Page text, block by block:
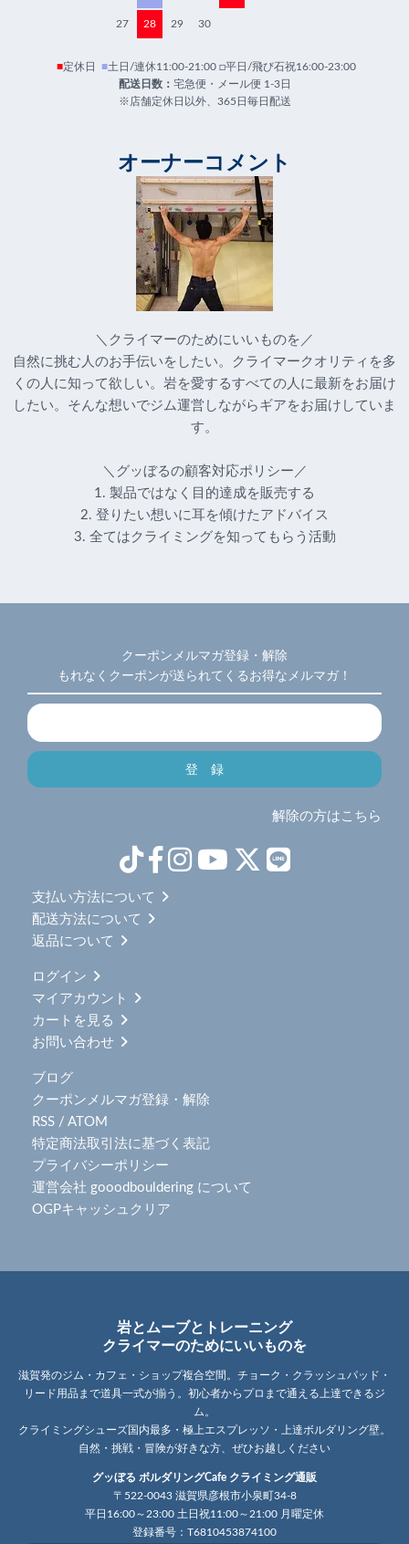
27 28 29 30
■定休日 ■土日/連休11:00-21:00 □平日/飛び石祝16:00-23:00
配送日数： 宅急便・メール便 1-3日
※店舗定休日以外、365日毎日配送
オーナーコメント
＼クライマーのためにいいものを／
自然に挑む人のお手伝いをしたい。クライマークオリティを多
くの人に知って欲しい。岩を愛するすべての人に最新をお届け
したい。そんな想いでジム運営しながらギアをお届けしていま
す。
＼グッぼるの顧客対応ポリシー／
1. 製品ではなく目的達成を販売する
2. 登りたい想いに耳を傾けたアドバイス
3. 全てはクライミングを知ってもらう活動
クーポンメルマガ登録・解除
もれなくクーポンが送られてくるお得なメルマガ！
解除の方はこちら
支払い方法について
配送方法について
返品について
ログイン
マイアカウント
カートを見る
お問い合わせ
ブログ
クーポンメルマガ登録・解除
RSS / ATOM
特定商法取引法に基づく表記
プライバシーポリシー
運営会社 gooodbouldering について
OGPキャッシュクリア
岩とムーブとトレーニング
クライマーのためにいいものを
滋賀発のジム・カフェ・ショップ複合空間。チョーク・クラッシュパッド・
リード用品まで道具一式が揃う。初心者からプロまで通える上達できるジ
ム。
クライミングシューズ国内最多・極上エスプレッソ・上達ボルダリング壁。
自然・挑戦・冒険が好きな方、ぜひお越しください
グッぼる ボルダリングCafe クライミング通販
〒522-0043 滋賀県彦根市小泉町34-8
平日16:00～23:00 土日祝11:00～21:00 月曜定休
登録番号：T6810453874100